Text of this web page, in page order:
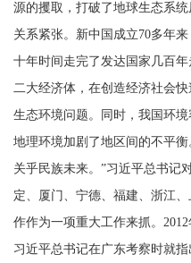
源的攫取，打破了地球生态系
关系紧张。新中国成立70多年
十年时间走完了发达国家几百
二大经济体，在创造经济社会
生态环境问题。同时，我国环
地理环境加剧了地区间的不平
关乎民族未来。”习近平总书记
定、厦门、宁德、福建、浙江
作作为一项重大工作来抓。 2012
习近平总书记在广东考察时就